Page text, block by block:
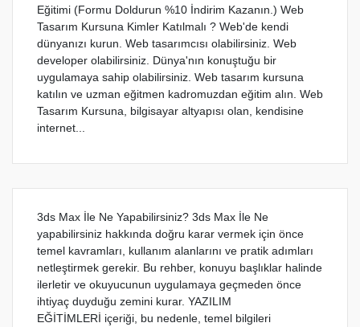
Eğitimi (Formu Doldurun %10 İndirim Kazanın.) Web
Tasarım Kursuna Kimler Katılmalı ? Web'de kendi
dünyanızı kurun. Web tasarımcısı olabilirsiniz. Web
developer olabilirsiniz. Dünya'nın konuştuğu bir
uygulamaya sahip olabilirsiniz. Web tasarım kursuna
katılın ve uzman eğitmen kadromuzdan eğitim alın. Web
Tasarım Kursuna, bilgisayar altyapısı olan, kendisine
internet...
3ds Max İle Ne Yapabilirsiniz? 3ds Max İle Ne
yapabilirsiniz hakkında doğru karar vermek için önce
temel kavramları, kullanım alanlarını ve pratik adımları
netleştirmek gerekir. Bu rehber, konuyu başlıklar halinde
ilerletir ve okuyucunun uygulamaya geçmeden önce
ihtiyaç duyduğu zemini kurar. YAZILIM
EĞİTİMLERİ içeriği, bu nedenle, temel bilgileri